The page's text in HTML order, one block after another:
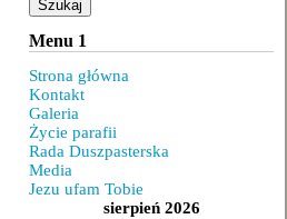
Menu 1
Strona główna
Kontakt
Galeria
Życie parafii
Rada Duszpasterska
Media
Jezu ufam Tobie
sierpień 2026